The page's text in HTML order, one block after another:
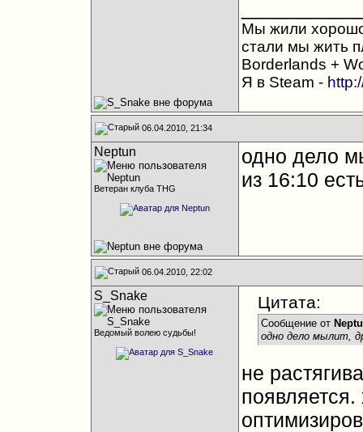
Мы жили
стали мы жить
Borderlands +
Я в Steam -
06.04.2010, 21:34
Neptun
Ветеран клуба THG
одно дело
из 16:10
06.04.2010, 22:02
S_Snake
Ведомый волею судьбы!
Цитата:
Сообщение от
одно дело мылит,
не
появляется.